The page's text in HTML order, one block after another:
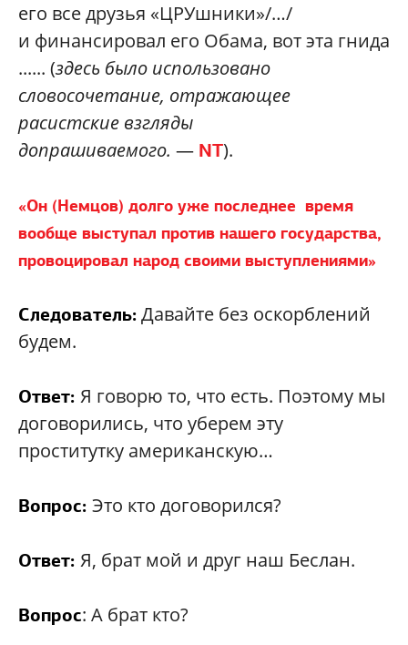
его все друзья «ЦРУшники»/…/
и финансировал его Обама, вот эта гнида
...... (здесь было использовано
словосочетание, отражающее
расистские взгляды
допрашиваемого. — NT).
«Он (Немцов) долго уже последнее время
вообще выступал против нашего государства,
провоцировал народ своими выступлениями»
Следователь:Давайте без оскорблений
будем.
Ответ: Я говорю то, что есть. Поэтому мы
договорились, что уберем эту
проститутку американскую…
Вопрос: Это кто договорился?
Ответ: Я, брат мой и друг наш Беслан.
Вопрос: А брат кто?